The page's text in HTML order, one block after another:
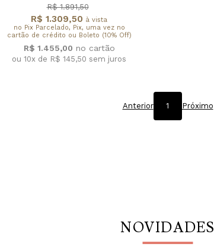
R$ 1.309,50 à vista
no Pix Parcelado, Pix, uma vez no
cartão de crédito ou Boleto (10% Off)
R$ 1.891,50
R$ 1.455,00
ou 10x de R$ 145,50 sem juros
Anterior 1 Próximo
NOVIDADES